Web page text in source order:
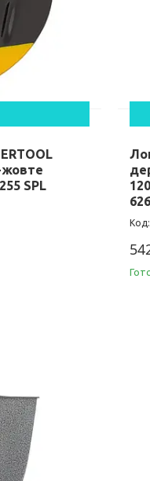
жовте
SPL